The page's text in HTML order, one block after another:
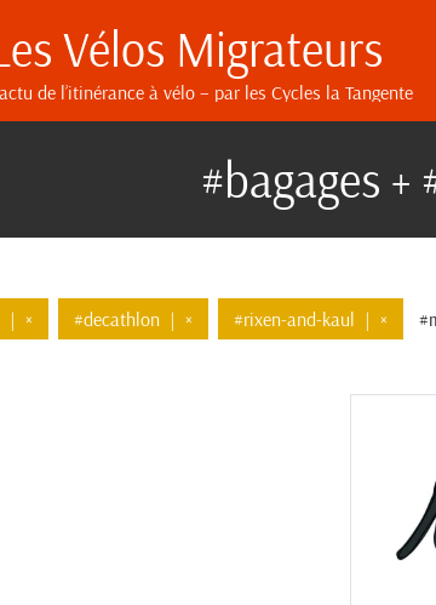
Vélos Migrateurs
de l’itinérance à vélo– par les Cycles la Tangente
#bagages
| × #decathlon | × #rixen-and-kaul | ×